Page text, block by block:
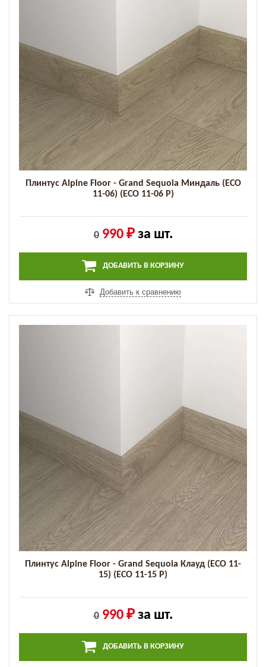
Плинтус Alpine Floor - Grand Sequoia Миндаль (ECO
11-06) (ECO 11-06 P)
0 990 ₽за шт.
ДОБАВИТЬ В КОРЗИНУ
Добавить к сравнению
Плинтус Alpine Floor - Grand Sequoia Клауд (ECO 11-
15) (ECO 11-15 P)
0 990 ₽за шт.
ДОБАВИТЬ В КОРЗИНУ